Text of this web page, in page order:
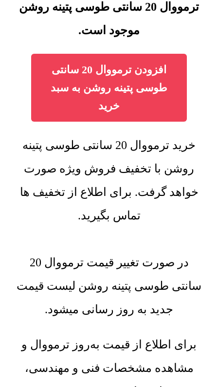
ترمووال 20 سانتی طوسی پتینه روشن
موجود است.
افزودن ترمووال 20 سانتی
طوسی پتینه روشن به سبد
خرید
خرید ترمووال 20 سانتی طوسی پتینه
روشن با تخفیف فروش ویژه صورت
خواهد گرفت. برای اطلاع از تخفیف ها
تماس بگیرید.
در صورت تغییر قیمت ترمووال 20
سانتی طوسی پتینه روشن لیست قیمت
جدید به روز رسانی میشود.
برای اطلاع از قیمت به‌روز ترمووال و
مشاهده مشخصات فنی و مهندسی،